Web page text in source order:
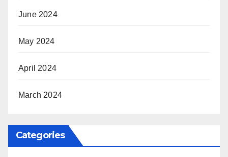
June 2024
May 2024
April 2024
March 2024
Categories